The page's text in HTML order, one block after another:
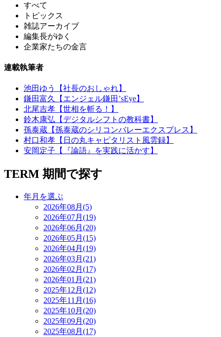
すべて
トピックス
雑誌アーカイブ
編集長がゆく
企業家たちの金言
連載執筆者
池田ゆう【社長のおしゃれ】
鎌田富久【エンジェル鎌田’sEye】
北尾吉孝【世相を斬る！】
鈴木康弘【デジタルシフトの教科書】
孫泰蔵【孫泰蔵のシリコンバレーエクスプレス】
村口和孝【日の丸キャピタリスト風雲録】
安岡定子【『論語』を実践に活かす】
TERM 期間で探す
年月を選ぶ
2026年08月(5)
2026年07月(19)
2026年06月(20)
2026年05月(15)
2026年04月(19)
2026年03月(21)
2026年02月(17)
2026年01月(21)
2025年12月(12)
2025年11月(16)
2025年10月(20)
2025年09月(20)
2025年08月(17)